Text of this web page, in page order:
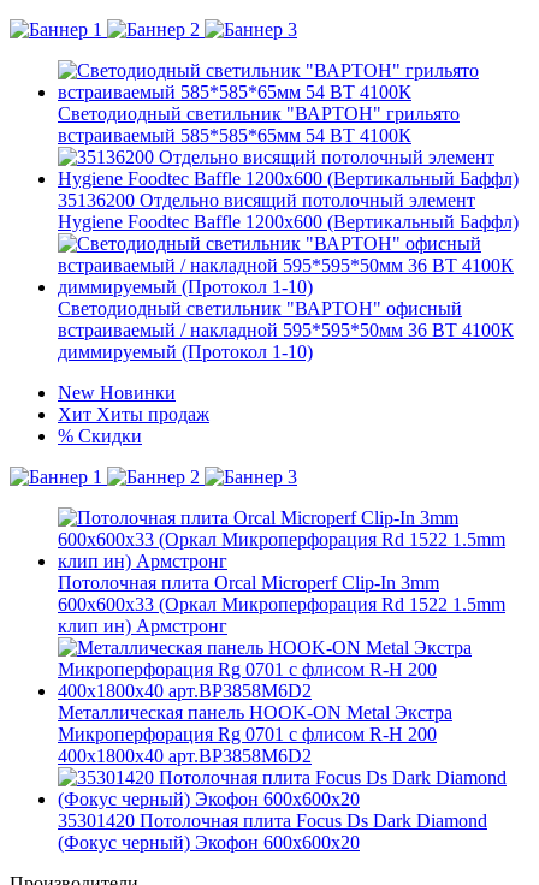
Светодиодный светильник "ВАРТОН" грильято
встраиваемый 585*585*65мм 54 ВТ 4100К
35136200 Отдельно висящий потолочный элемент
Hygiene Foodtec Baffle 1200х600 (Вертикальный Баффл)
Светодиодный светильник "ВАРТОН" офисный
встраиваемый / накладной 595*595*50мм 36 ВТ 4100К
диммируемый (Протокол 1-10)
New Новинки
Хит Хиты продаж
% Скидки
Потолочная плита Orcal Microperf Clip-In 3mm
600x600x33 (Оркал Микроперфорация Rd 1522 1.5mm
клип ин) Армстронг
Металлическая панель HOOK-ON Metal Экстра
Микроперфорация Rg 0701 с флисом R-H 200
400x1800x40 арт.BP3858M6D2
35301420 Потолочная плита Focus Ds Dark Diamond
(Фокус черный) Экофон 600x600x20